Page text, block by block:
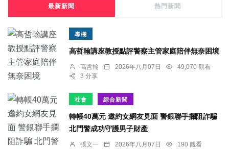
最新新聞 熱門新聞
專欄
高哲翰講座教授點評警察主管家庭陪伴無奈困境
高哲翰 2026年八月07日
49,070 觀看
3 分享
社會 綜合新聞
轉帳40萬元 邀約女網友見面 警銀聯手攔阻詐騙
北門警成功守護男子財產
張文一 2026年八月07日
190 觀看